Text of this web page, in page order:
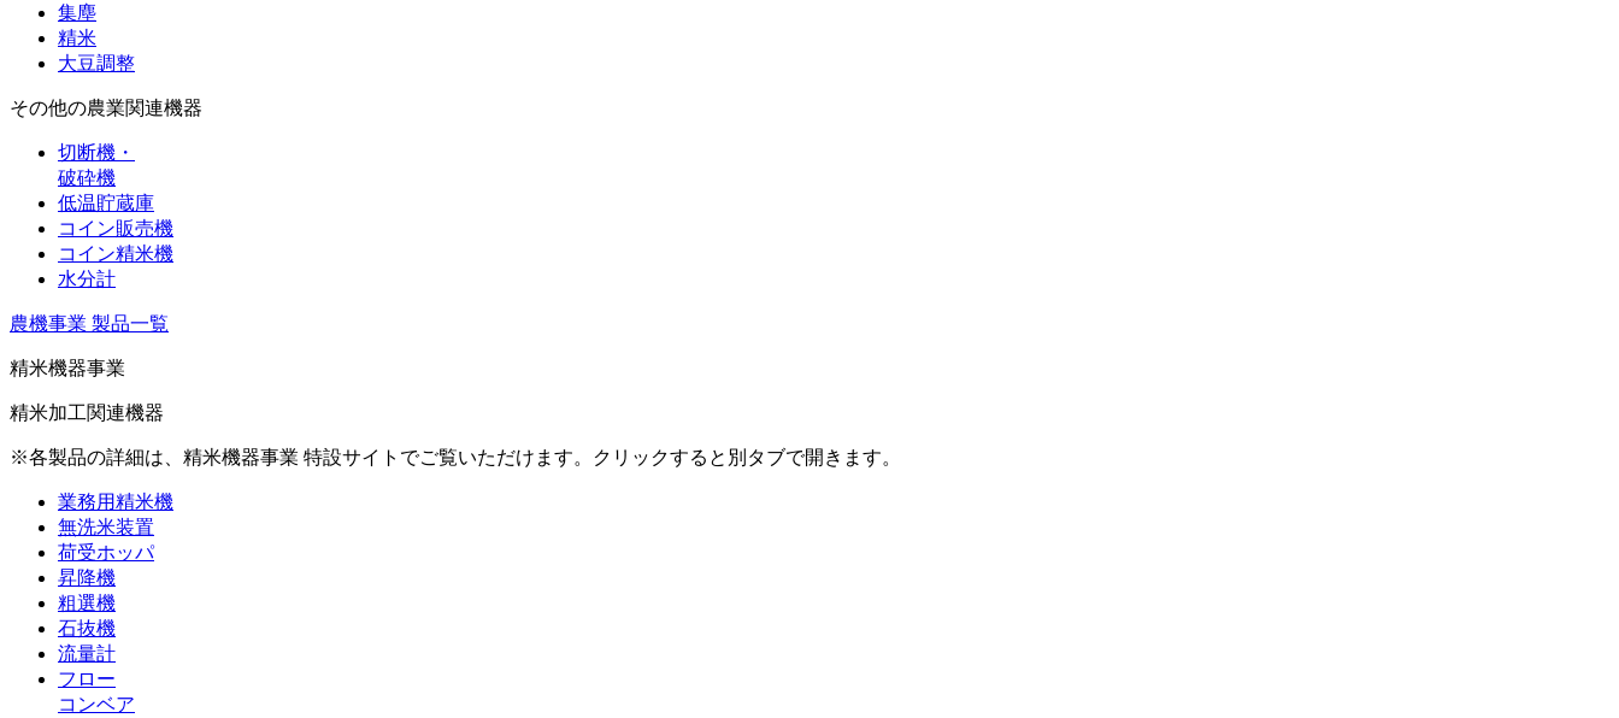
集塵
精米
大豆調整
その他の農業関連機器
切断機・
破砕機
低温貯蔵庫
コイン販売機
コイン精米機
水分計
農機事業 製品一覧
精米機器事業
精米加工関連機器
※各製品の詳細は、精米機器事業 特設サイトでご覧いただけます。クリックすると別タブで開きます。
業務用精米機
無洗米装置
荷受ホッパ
昇降機
粗選機
石抜機
流量計
フロー
コンベア